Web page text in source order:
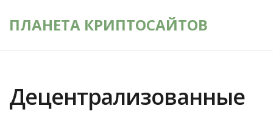
ПЛАНЕТА КРИПТОСАЙТОВ
Децентрализованные